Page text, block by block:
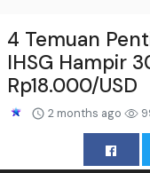
4 Temuan
IHSG Hampir
Rp18.000/USD
2 months ago